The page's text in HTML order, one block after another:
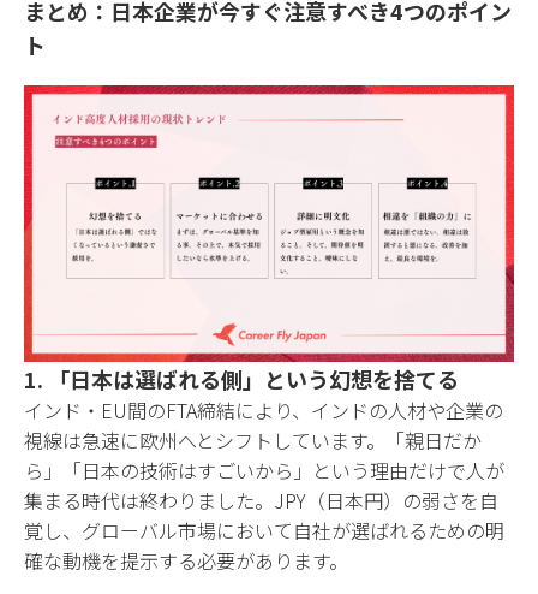
まとめ：日本企業が今すぐ注意すべき4つのポイン
ト
1. 「日本は選ばれる側」という幻想を捨てる
インド・EU間のFTA締結により、インドの人材や企業の
視線は急速に欧州へとシフトしています。「親日だか
ら」「日本の技術はすごいから」という理由だけで人が
集まる時代は終わりました。JPY（日本円）の弱さを自
覚し、グローバル市場において自社が選ばれるための明
確な動機を提示する必要があります。